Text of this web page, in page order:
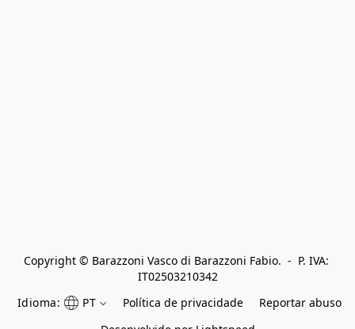
Copyright © Barazzoni Vasco di Barazzoni Fabio.  -  P. IVA:
IT02503210342
Idioma:
PT Política de privacidade
Reportar abuso